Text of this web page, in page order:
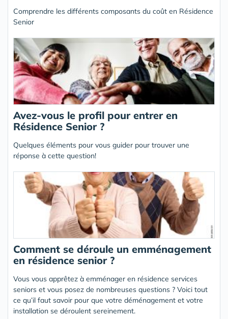
Comprendre les différents composants du coût en Résidence
Senior
Avez-vous le profil pour entrer en
Résidence Senior ?
Quelques éléments pour vous guider pour trouver une
réponse à cette question!
Comment se déroule un emménagement
en résidence senior ?
Vous vous apprêtez à emménager en résidence services
seniors et vous posez de nombreuses questions ? Voici tout
ce qu’il faut savoir pour que votre déménagement et votre
installation se déroulent sereinement.